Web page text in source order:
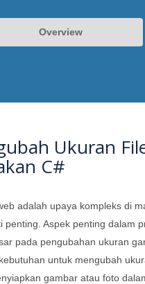
Overview
Ukuran
C#
adalah upaya kompleks di
penting. Aspek penting dalam
pada pengubahan ukuran
untuk mengubah
gambar atau foto